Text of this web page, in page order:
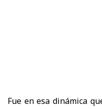
Fue en esa dinámica